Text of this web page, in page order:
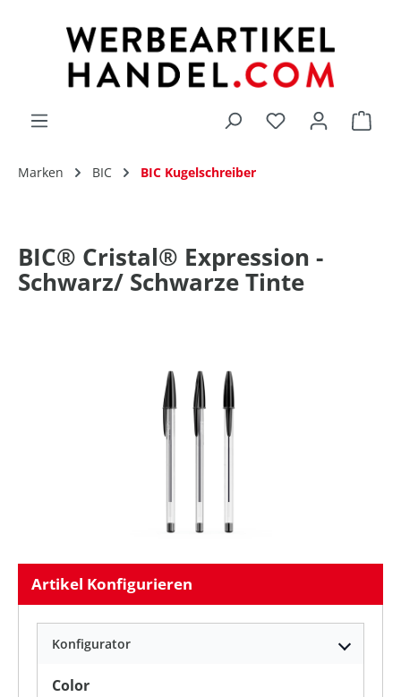
Du hast 0
Marken BIC BIC Kugelschreiber
BIC® Cristal® Expression -
Schwarz/ Schwarze Tinte
Artikel Konfigurieren
Konfigurator
Colorauswählen